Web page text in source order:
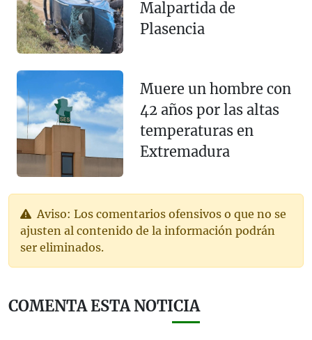
Malpartida de
Plasencia
Muere un hombre con
42 años por las altas
temperaturas en
Extremadura
Aviso: Los comentarios ofensivos o que no se
ajusten al contenido de la información podrán
ser eliminados.
COMENTA ESTA NOTICIA